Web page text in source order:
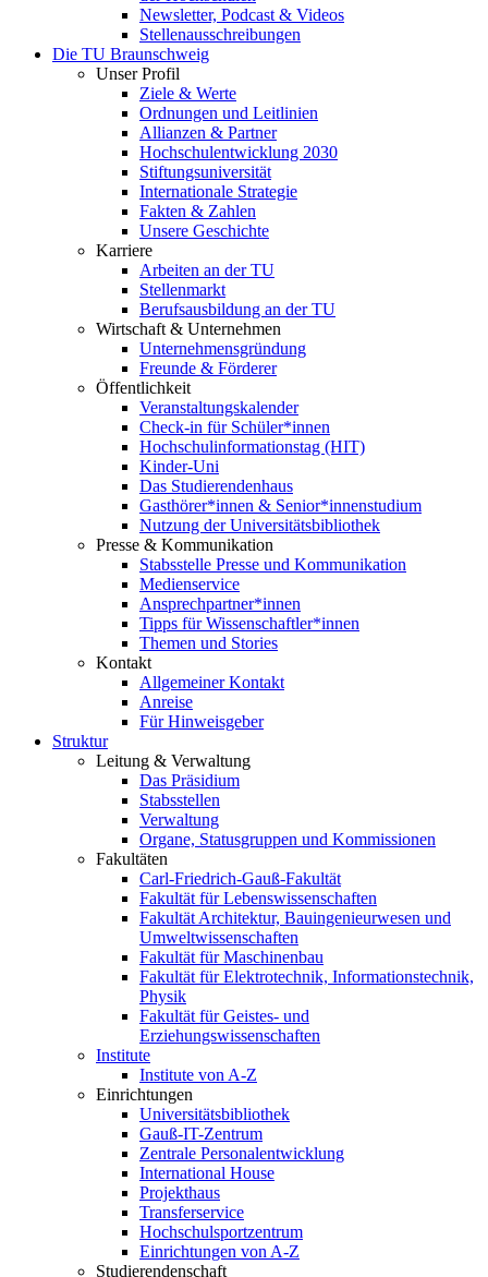
Newsletter, Podcast & Videos
Stellenausschreibungen
Die TU Braunschweig
Unser Profil
Ziele & Werte
Ordnungen und Leitlinien
Allianzen & Partner
Hochschulentwicklung 2030
Stiftungsuniversität
Internationale Strategie
Fakten & Zahlen
Unsere Geschichte
Karriere
Arbeiten an der TU
Stellenmarkt
Berufsausbildung an der TU
Wirtschaft & Unternehmen
Unternehmensgründung
Freunde & Förderer
Öffentlichkeit
Veranstaltungskalender
Check-in für Schüler*innen
Hochschulinformationstag (HIT)
Kinder-Uni
Das Studierendenhaus
Gasthörer*innen & Senior*innenstudium
Nutzung der Universitätsbibliothek
Presse & Kommunikation
Stabsstelle Presse und Kommunikation
Medienservice
Ansprechpartner*innen
Tipps für Wissenschaftler*innen
Themen und Stories
Kontakt
Allgemeiner Kontakt
Anreise
Für Hinweisgeber
Struktur
Leitung & Verwaltung
Das Präsidium
Stabsstellen
Verwaltung
Organe, Statusgruppen und Kommissionen
Fakultäten
Carl-Friedrich-Gauß-Fakultät
Fakultät für Lebenswissenschaften
Fakultät Architektur, Bauingenieurwesen und
Umweltwissenschaften
Fakultät für Maschinenbau
Fakultät für Elektrotechnik, Informationstechnik,
Physik
Fakultät für Geistes- und
Erziehungswissenschaften
Institute
Institute von A-Z
Einrichtungen
Universitätsbibliothek
Gauß-IT-Zentrum
Zentrale Personalentwicklung
International House
Projekthaus
Transferservice
Hochschulsportzentrum
Einrichtungen von A-Z
Studierendenschaft